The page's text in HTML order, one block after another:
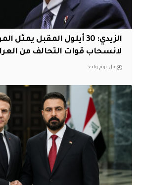
الزيدي: 30 أيلول المقبل يمثل
لانسحاب قوات التحالف من
قبل يوم واحد